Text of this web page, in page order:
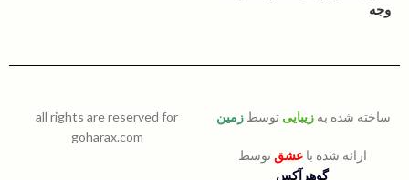
وجه
ساخته شده به زیبایی توسط زمین
ارائه شده باعشق توسط
گوهرآکس
all rights are reserved for
goharax.com